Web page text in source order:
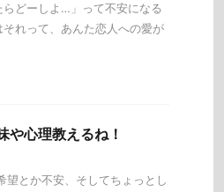
どーしよ…」って不安になる
れって、あんた恋人への愛が
や心理教えるね！
望とか不安、そしてちょっとし